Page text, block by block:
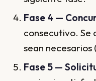
Fase 4 —
consecutivo. Se
sean necesarios
Fase 5 —